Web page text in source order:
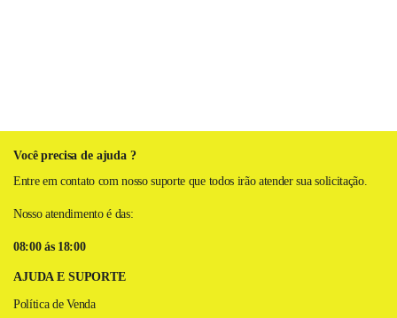
Você precisa de ajuda ?
Entre em contato com nosso suporte que todos irão atender sua solicitação.
Nosso atendimento é das:
08:00 ás 18:00
AJUDA E SUPORTE
Política de Venda